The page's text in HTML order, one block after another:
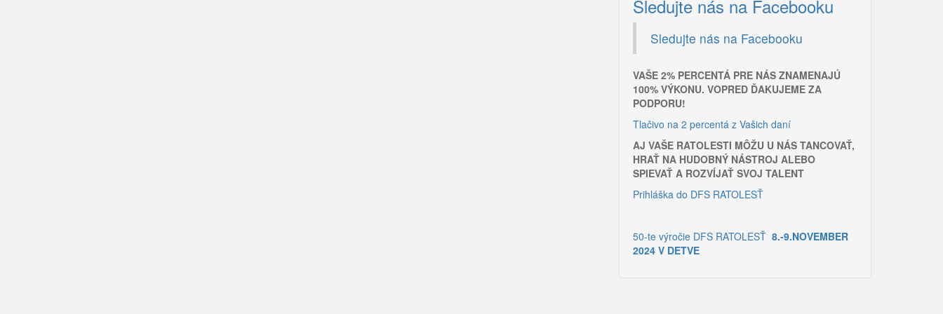
Sledujte nás na Facebooku
Sledujte nás na Facebooku
VAŠE 2% PERCENTÁ PRE NÁS ZNAMENAJÚ
100% VÝKONU. VOPRED ĎAKUJEME ZA
PODPORU!
Tlačivo na 2 percentá z Vašich daní
AJ VAŠE RATOLESTI MÔŽU U NÁS TANCOVAŤ,
HRAŤ NA HUDOBNÝ NÁSTROJ ALEBO
SPIEVAŤ A ROZVÍJAŤ SVOJ TALENT
Prihláška do DFS RATOLESŤ
50-te výročie DFS RATOLESŤ 8.-9.NOVEMBER
2024 V DETVE